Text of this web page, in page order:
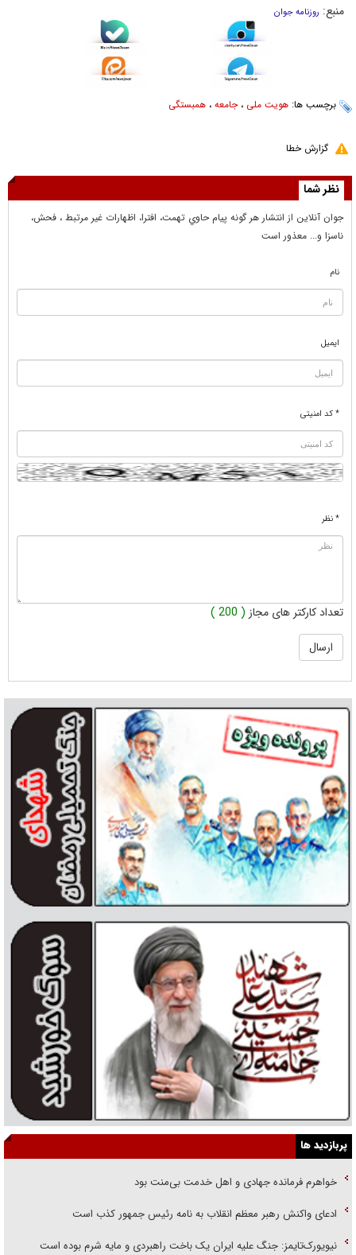
منبع: روزنامه جوان
برچسب ها: هویت ملی ،جامعه ، همبستگی
گزارش خطا
نظر شما
جوان آنلاين از انتشار هر گونه پيام حاوي تهمت، افترا، اظهارات غير مرتبط ، فحش،
ناسزا و... معذور است
نام
ایمیل
* کد امنیتی
* نظر
تعداد کارکتر های مجاز ( 200 )
پربازدید ها
خواهرم فرمانده جهادی و اهل خدمت بی‌منت بود
ادعای واکنش رهبر معظم انقلاب به نامه رئیس جمهور کذب است
نیویورک‌تایمز: جنگ علیه ایران یک باخت راهبردی و مایه شرم بوده است